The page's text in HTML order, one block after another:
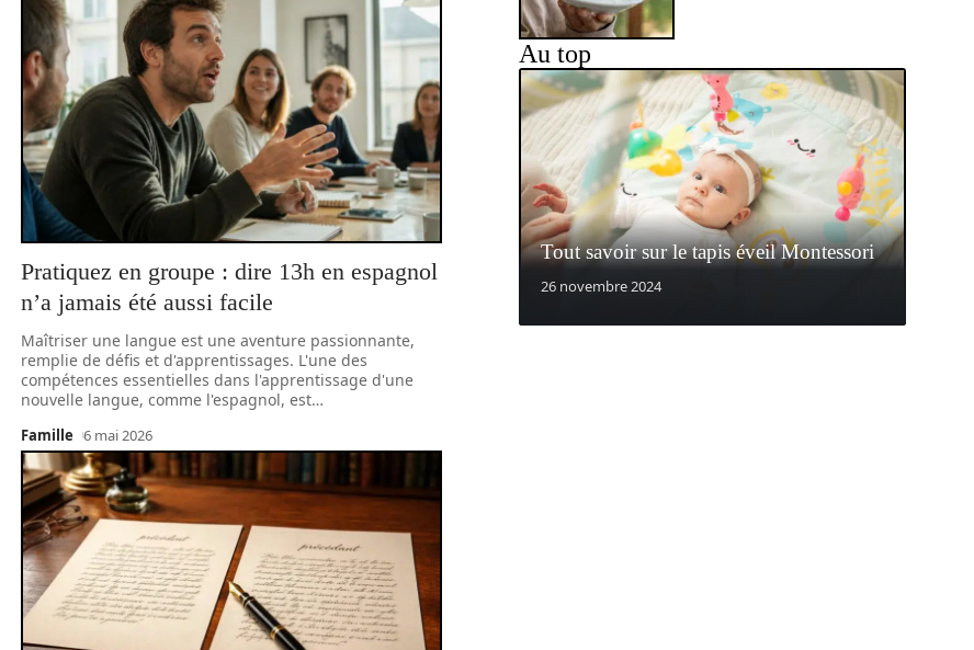
Pratiquez en groupe : dire 13h en espagnol
n’a jamais été aussi facile
Maîtriser une langue est une aventure passionnante,
remplie de défis et d'apprentissages. L'une des
compétences essentielles dans l'apprentissage d'une
nouvelle langue, comme l'espagnol, est…
Famille 6 mai 2026
Au top
Tout savoir sur le tapis éveil Montessori
26 novembre 2024